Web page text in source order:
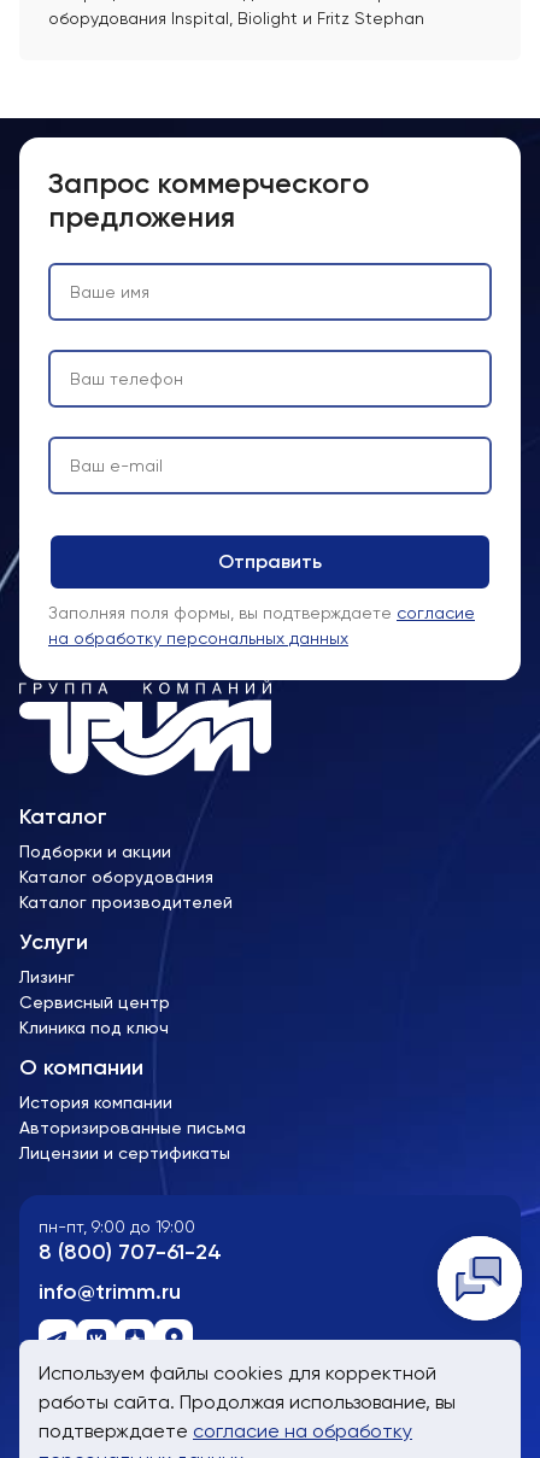
оборудования Inspital, Biolight и Fritz Stephan
Каталог
Подборки и акции
Каталог оборудования
Каталог производителей
Услуги
Лизинг
Сервисный центр
Клиника под ключ
О компании
История компании
Авторизированные письма
Лицензии и сертификаты
пн-пт, 9:00 до 19:00
8 (800) 707-61-24
info@trimm.ru
Запрос коммерческого
предложения
Заполняя поля формы, вы подтверждаете согласие
на обработку персональных данных
Сайт носит информационный характер и не является
Используем файлы cookies для корректной
работы сайта. Продолжая использование, вы
подтверждаете согласие на обработку